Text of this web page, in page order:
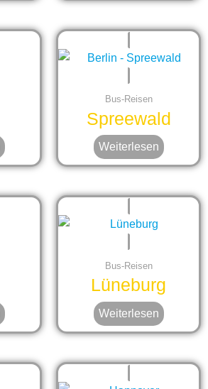
Bus-Reisen
Spreewald
Weiterlesen
Bus-Reisen
Lüneburg
Weiterlesen